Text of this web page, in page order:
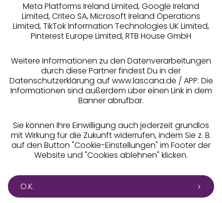
Alle Preise inkl. MwSt., zzgl.
Versandkosten
Meta Platforms Ireland Limited, Google Ireland
Limited, Criteo SA, Microsoft Ireland Operations
Limited, TikTok Information Technologies UK Limited,
Pinterest Europe Limited, RTB House GmbH
Weitere Informationen zu den Datenverarbeitungen
durch diese Partner findest Du in der
Datenschutzerklärung auf www.lascana.de / APP. Die
Informationen sind außerdem über einen Link in dem
Banner abrufbar.
Sie können Ihre Einwilligung auch jederzeit grundlos
mit Wirkung für die Zukunft widerrufen, indem Sie z. B.
auf den Button "Cookie-Einstellungen" im Footer der
Website und "Cookies ablehnen" klicken.
O.K.